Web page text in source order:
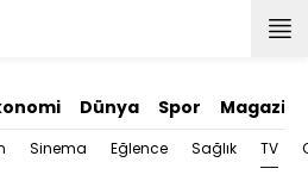
Dünya Spor Magazin
Sinema Eğlence Sağlık TV